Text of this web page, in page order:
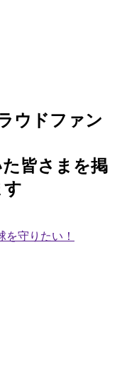
ウドファン
皆さまを掲
す
を守りたい！